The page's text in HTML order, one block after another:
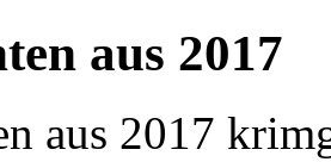
aus 2017
aus 2017